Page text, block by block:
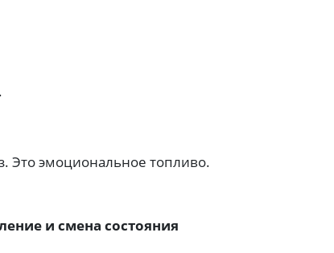
Это эмоциональное топливо.
и смена состояния